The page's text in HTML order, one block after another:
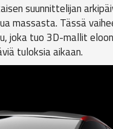
suunnittelijan
massasta. Tässä
joka tuo 3D-mallit
tuloksia aikaan.